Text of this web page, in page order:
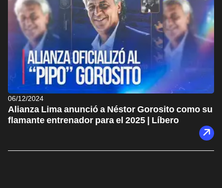
06/12/2024
Alianza Lima anunció a Néstor Gorosito como su
flamante entrenador para el 2025 | Líbero